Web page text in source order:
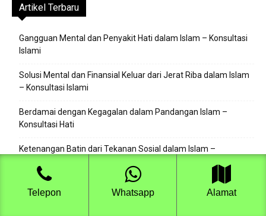
Artikel Terbaru
Gangguan Mental dan Penyakit Hati dalam Islam – Konsultasi
Islami
Solusi Mental dan Finansial Keluar dari Jerat Riba dalam Islam
– Konsultasi Islami
Berdamai dengan Kegagalan dalam Pandangan Islam –
Konsultasi Hati
Ketenangan Batin dari Tekanan Sosial dalam Islam –
Mengikis Rasa Iri dan Insecure Akibat Media Sosial dalam Islam
– Konsultasi Islami
Telepon Whatsapp Alamat